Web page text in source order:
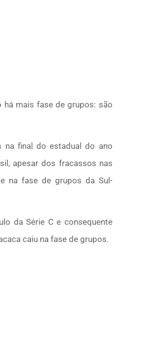
há mais fase de grupos: são
na final do estadual do ano
apesar dos fracassos nas
na fase de grupos da Sul-
da Série C e consequente
caiu na fase de grupos.